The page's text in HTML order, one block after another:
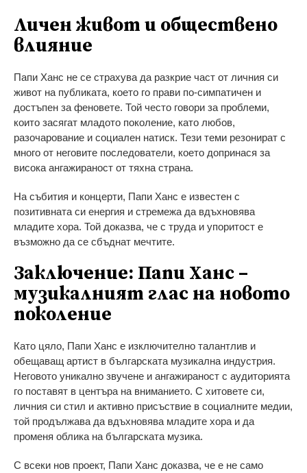
Личен живот и обществено
влияние
Папи Ханс не се страхува да разкрие част от личния си
живот на публиката, което го прави по-симпатичен и
достъпен за феновете. Той често говори за проблеми,
които засягат младото поколение, като любов,
разочарование и социален натиск. Тези теми резонират с
много от неговите последователи, което допринася за
висока ангажираност от тяхна страна.
На събития и концерти, Папи Ханс е известен с
позитивната си енергия и стремежа да вдъхновява
младите хора. Той доказва, че с труда и упоритост е
възможно да се сбъднат мечтите.
Заключение: Папи Ханс –
музикалният глас на новото
поколение
Като цяло, Папи Ханс е изключително талантлив и
обещаващ артист в българската музикална индустрия.
Неговото уникално звучене и ангажираност с аудиторията
го поставят в центъра на вниманието. С хитовете си,
личния си стил и активно присъствие в социалните медии,
той продължава да вдъхновява младите хора и да
променя облика на българската музика.
С всеки нов проект, Папи Ханс доказва, че е не само